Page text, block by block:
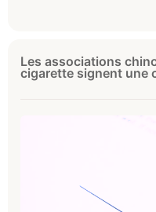
Les associations
cigarette signent une